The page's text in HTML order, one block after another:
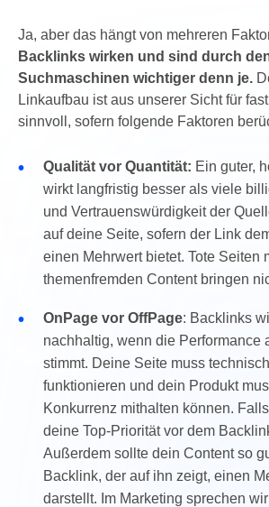
Ja, aber das hängt von mehreren
Backlinks wirken und sind durch
Suchmaschinen wichtiger denn je.
Linkaufbau ist aus unserer Sicht für
sinnvoll, sofern folgende Faktoren
• Qualität vor Quantität: Ein guter,
wirkt langfristig besser als viele
und Vertrauenswürdigkeit der
auf deine Seite, sofern der Link
einen Mehrwert bietet. Tote Seiten
themenfremden Content bringen
• OnPage vor OffPage: Backlinks
nachhaltig, wenn die Performance
stimmt. Deine Seite muss
funktionieren und dein Produkt
Konkurrenz mithalten können.
deine Top-Priorität vor dem
Außerdem sollte dein Content so
Backlink, der auf ihn zeigt, einen
darstellt. Im Marketing sprechen